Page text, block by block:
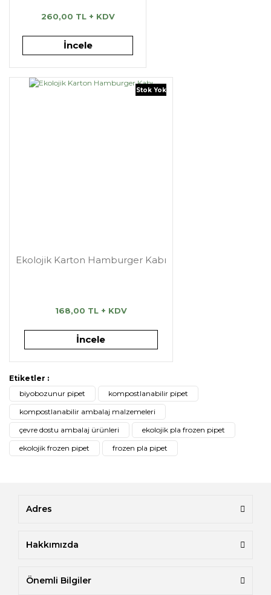
260,00 TL + KDV
İncele
Stok Yok
Ekolojik Karton Hamburger Kabı
168,00 TL + KDV
İncele
Etiketler :
biyobozunur pipet
kompostlanabilir pipet
kompostlanabilir ambalaj malzemeleri
çevre dostu ambalaj ürünleri
ekolojik pla frozen pipet
ekolojik frozen pipet
frozen pla pipet
Adres
Hakkımızda
Önemli Bilgiler